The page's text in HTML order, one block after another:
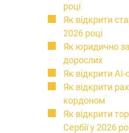
році
Як відкрити
2026 році
Як юридично
дорослих
Як відкрити
Як відкрити
кордоном
Як відкрити
Сербії у 2026